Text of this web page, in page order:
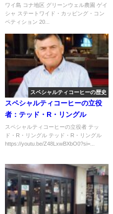
トワイド・カッピング・コンペ
ティション 2019年 第1位
ワイ島 コナ地区 グリーンウェル農園 ゲイ
シャ ステートワイド・カッピング・コン
ペティション 20...
スペシャルティコーヒーの歴史
スペシャルティコーヒーの立役
者：テッド・R・リングル
スペシャルティコーヒーの立役者 テッ
ド・R・リングル テッド・R・リングル
https://youtu.be/Z48LxwBXbO0?si=...